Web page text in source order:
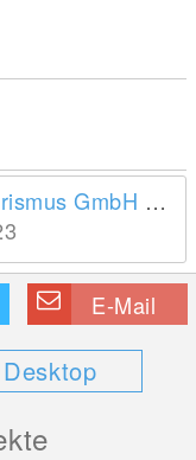
Chiemsee-Alpenland Tourismus GmbH & Co. KG
E-Mail
Desktop